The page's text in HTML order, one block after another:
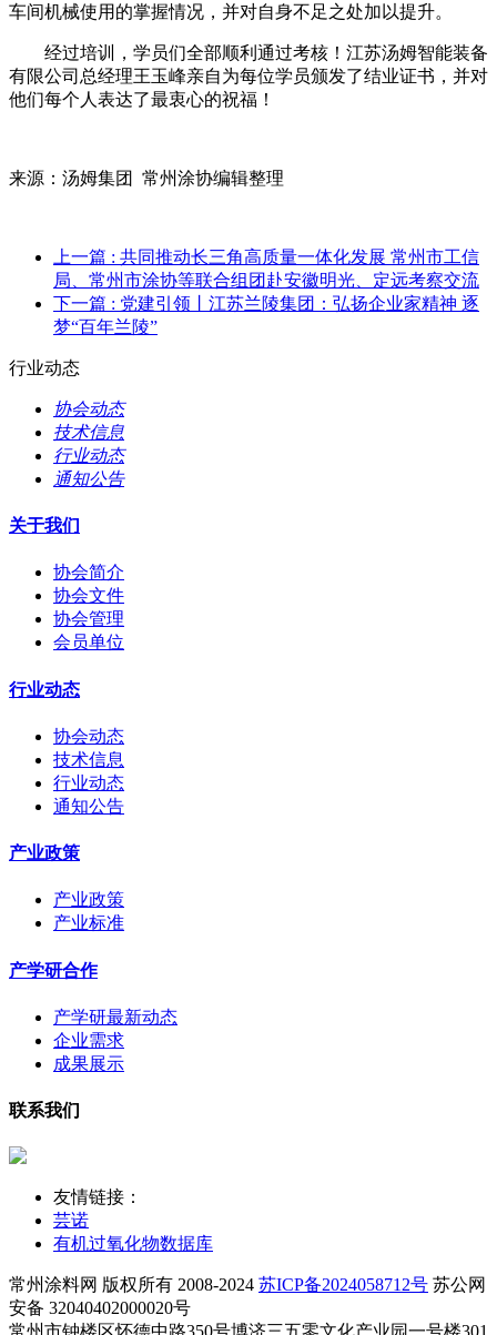
车间机械使用的掌握情况，并对自身不足之处加以提升。
经过培训，学员们全部顺利通过考核！江苏汤姆智能装备
有限公司总经理王玉峰亲自为每位学员颁发了结业证书，并对
他们每个人表达了最衷心的祝福！
来源：汤姆集团 常州涂协编辑整理
上一篇 : 共同推动长三角高质量一体化发展 常州市工信
局、常州市涂协等联合组团赴安徽明光、定远考察交流
下一篇 : 党建引领丨江苏兰陵集团：弘扬企业家精神 逐
梦“百年兰陵”
行业动态
协会动态
技术信息
行业动态
通知公告
关于我们
协会简介
协会文件
协会管理
会员单位
行业动态
协会动态
技术信息
行业动态
通知公告
产业政策
产业政策
产业标准
产学研合作
产学研最新动态
企业需求
成果展示
联系我们
友情链接：
芸诺
有机过氧化物数据库
常州涂料网 版权所有 2008-2024 苏ICP备2024058712号 苏公网
安备 32040402000020号